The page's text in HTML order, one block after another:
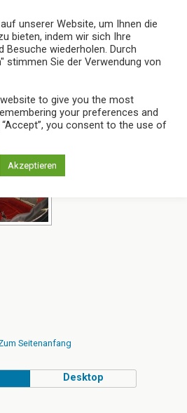
"Porsche 356 C"
Seitenanfang
Desktop
unserer Website, um Ihnen die
bieten, indem wir sich Ihre
Besuche wiederholen. Durch
stimmen Sie der Verwendung von
to give you the most
your preferences and
you consent to the use of
Akzeptieren